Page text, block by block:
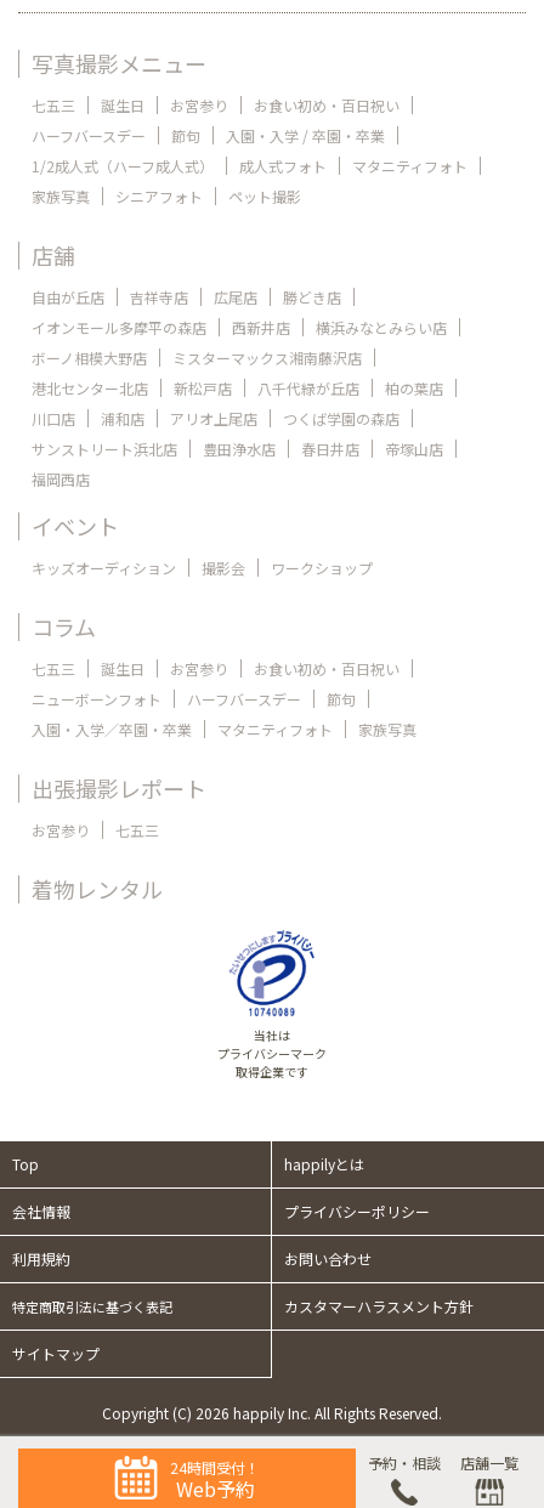
写真撮影メニュー
七五三 誕生日 お宮参り
お食い初め・百日祝い
ハーフバースデー
節句
入園・入学 / 卒園・卒業
1/2成人式（ハーフ成人式）
成人式フォト
マタニティフォト
家族写真
シニアフォト ペット撮影
店舗
自由が丘店 吉祥寺店 広尾店
勝どき店
イオンモール多摩平の森店
西新井店
横浜みなとみらい店
ボーノ相模大野店
ミスターマックス湘南藤沢店
港北センター北店
新松戸店 八千代緑が丘店
柏の葉店
川口店
浦和店 アリオ上尾店
つくば学園の森店
サンストリート浜北店
豊田浄水店 春日井店
帝塚山店
福岡西店
イベント
キッズオーディション 撮影会 ワークショップ
コラム
七五三 誕生日 お宮参り
お食い初め・百日祝い
ニューボーンフォト
ハーフバースデー
節句
入園・入学／卒園・卒業
マタニティフォト 家族写真
出張撮影レポート
お宮参り 七五三
着物レンタル
当社は
プライバシーマーク
取得企業です
Top happilyとは
会社情報 プライバシーポリシー
利用規約 お問い合わせ
特定商取引法に基づく表記 カスタマーハラスメント方針
サイトマップ
Copyright (C) 2026 happily Inc. All Rights Reserved.
24時間受付！
Web予約
予約・相談 店舗一覧